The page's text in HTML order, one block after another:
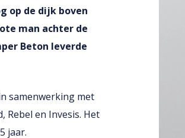
op de dijk boven
man achter de
Beton leverde
samenwerking met
Rebel en Invesis. Het
jaar.